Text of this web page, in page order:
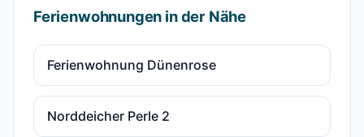
Ferienwohnungen in der Nähe
Ferienwohnung Dünenrose
Norddeicher Perle 2